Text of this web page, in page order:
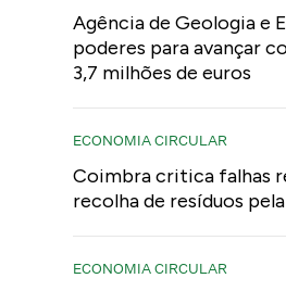
Agência de Geologia e
poderes para avançar
3,7 milhões de euros
ECONOMIA CIRCULAR
Coimbra critica falhas
recolha de resíduos
ECONOMIA CIRCULAR